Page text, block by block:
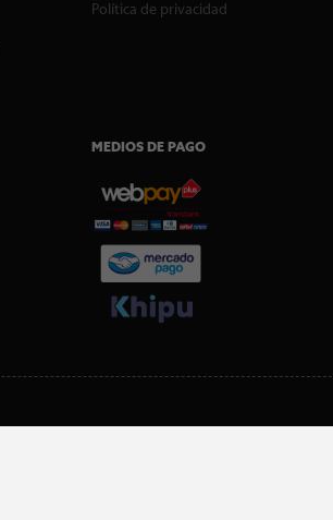
Política de privacidad
MEDIOS DE PAGO